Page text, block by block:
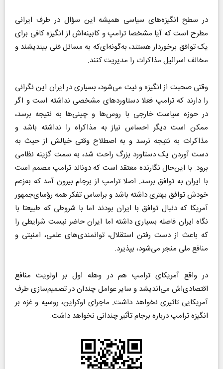
در سطح انگیزه‌های سیاسی همیشه این سؤال در طرف ایرانی
مطرح است که آیا مشخصا ترامپ و کابینه‌اش از انگیزه کافی برای
یک توافق برخوردار هستند، به‌گونه‌ای‌که به مسائل فنی بیندیشند و
مخالف اسرائیل مذاکرات را مدیریت کنند.
وقتی صحبت از انگیزه و نیت می‌شود، بسیاری در ایران این نگرانی
را دارند که ترامپ فعلا دستاوردهای مشخصی نداشته است و اگر
در حوزه سیاست خارجی با روس‌ها و چینی‌ها به نتیجه برسد،
ممکن است دیگر احساس نیاز به مذاکراه را نداشته باشد و
مذاکرات به نتیجه نرسد و به اصطلاح وقتی خیالش از حیث به
دست آوردن یک دستاورد بزرگ راحت شد، به سمت گزینه نظامی
برود. با این‌حال نگارنده معتقد است که دونالد ترامپ مصمم است
با ایران به توافق برسد. اصلا ترامپ از برجام بیرون آمد که به‌زعم
خودش توافق بهتری داشته باشد و براساس تفکر همه رؤسای‌جمهور
آمریکا که دنبال توافق با ایران بودند اما با شروطی که طبیعتا با
نگاه ایران فاصله بسیاری داشته اما ایران حاضر نیست شرایطی را
که باعث از دست رفتن استقلال، توانمندی‌های علمی، امنیتی و
منافع ملی منجر می‌شود، بپذیرد.
در واقع آمریکای ترامپ هم در وهله اول بر‌ اولویت منافع
اقتصادی‌اش می‌اندیشد و سایر عوامل چندان در تصمیم‌سازی طرف
آمریکایی تاثیری نخواهد داشت. ماجرای اوکراین، روسیه و غزه بر
انگیزه ترامپ درباره برجام تأثیر چندانی نخواهد داشت.